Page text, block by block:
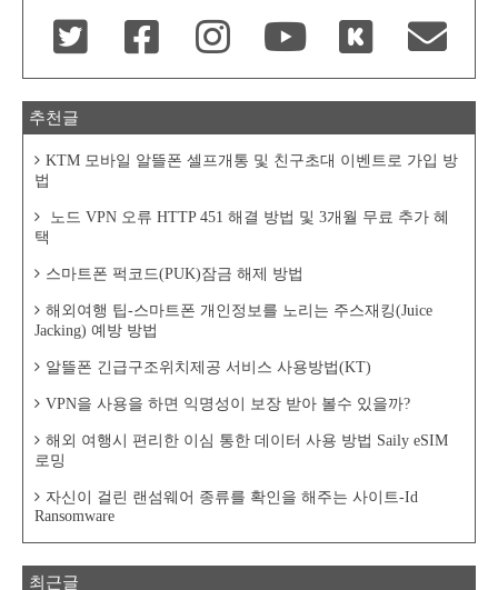
추천글
KTM 모바일 알뜰폰 셀프개통 및 친구초대 이벤트로 가입 방
법
노드 VPN 오류 HTTP 451 해결 방법 및 3개월 무료 추가 혜
택
스마트폰 퍽코드(PUK)잠금 해제 방법
해외여행 팁-스마트폰 개인정보를 노리는 주스재킹(Juice
Jacking) 예방 방법
알뜰폰 긴급구조위치제공 서비스 사용방법(KT)
VPN을 사용을 하면 익명성이 보장 받아 볼수 있을까?
해외 여행시 편리한 이심 통한 데이터 사용 방법 Saily eSIM
로밍
자신이 걸린 랜섬웨어 종류를 확인을 해주는 사이트-Id
Ransomware
최근글